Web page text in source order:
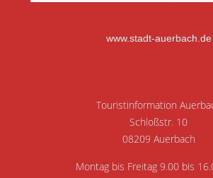
www.stadt-auerbach.de
Touristinformation
Schloßstr. 10
08209 Auerbach
Montag bis Freitag 9.00 bis